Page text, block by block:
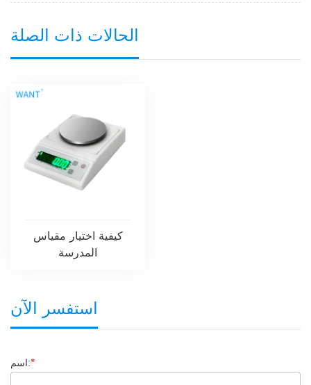
الحالات ذات الصلة
كيفية اختيار مقياس
المدرسة
استفسر الآن
اسم:*